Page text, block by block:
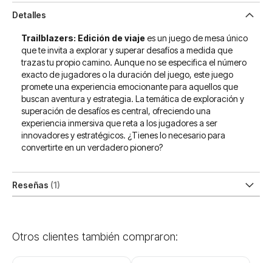
Detalles
Trailblazers: Edición de viaje es un juego de mesa único
que te invita a explorar y superar desafíos a medida que
trazas tu propio camino. Aunque no se especifica el número
exacto de jugadores o la duración del juego, este juego
promete una experiencia emocionante para aquellos que
buscan aventura y estrategia. La temática de exploración y
superación de desafíos es central, ofreciendo una
experiencia inmersiva que reta a los jugadores a ser
innovadores y estratégicos. ¿Tienes lo necesario para
convertirte en un verdadero pionero?
Reseñas 1
Otros clientes también compraron: